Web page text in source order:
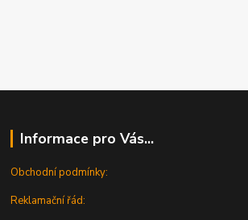
Informace pro Vás...
Obchodní podmínky:
Reklamační řád: